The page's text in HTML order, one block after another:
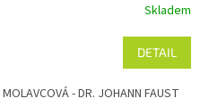
Skladem
DETAIL
- DR. JOHANN FAUST